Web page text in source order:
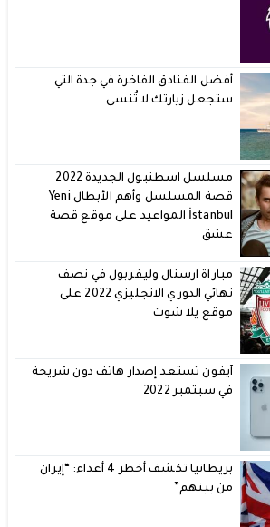
أفضل الفنادق الفاخرة في جدة التي
ستجعل زيارتك لا تُنسى
مسلسل اسطنبول الجديدة 2022
قصة المسلسل وأهم الأبطال Yeni
İstanbul المواعيد على موقع قصة
عشق
مباراة ارسنال وليفربول في نصف
نهائي الدوري الانجليزي 2022 على
موقع يلا شوت
آيفون تستعد إصدار هاتف دون شريحة
في سبتمبر 2022
بريطانيا تكشف أخطر 4 أعداء: “إيران
من بينهم”